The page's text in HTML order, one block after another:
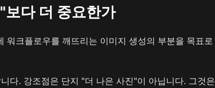
보다 더 중요한가
크플로우를 깨뜨리는 이미지 생성의 부분을 목표로
다. 강조점은 단지 "더 나은 사진"이 아닙니다. 그것은